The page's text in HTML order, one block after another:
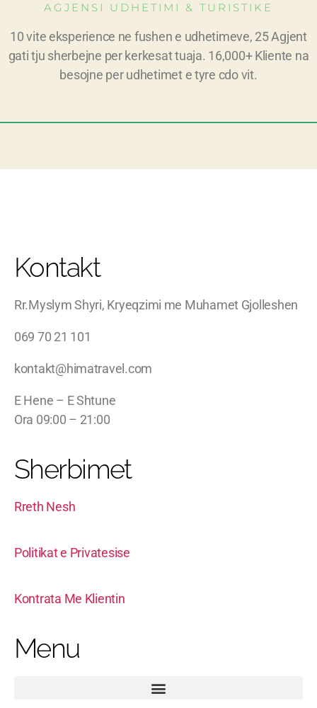
AGJENSI UDHETIMI & TURISTIKE
10 vite eksperience ne fushen e udhetimeve, 25 Agjent
gati tju sherbejne per kerkesat tuaja. 16,000+ Kliente na
besojne per udhetimet e tyre cdo vit.
Kontakt
Rr.Myslym Shyri, Kryeqzimi me Muhamet Gjolleshen
069 70 21 101
kontakt@himatravel.com
E Hene – E Shtune
Ora 09:00 – 21:00
Sherbimet
Rreth Nesh
Politikat e Privatesise
Kontrata Me Klientin
Menu